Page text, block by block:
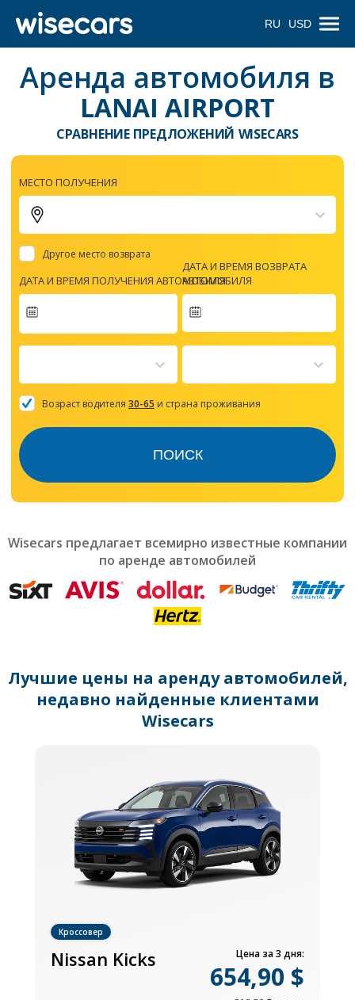
RU USD
Аренда автомобиля в
LANAI AIRPORT
СРАВНЕНИЕ ПРЕДЛОЖЕНИЙ WISECARS
МЕСТО ПОЛУЧЕНИЯ
Другое место возврата
ДАТА И ВРЕМЯ ПОЛУЧЕНИЯ АВТОМОБИЛЯ
forward
with
the
and
mark
get
the
dates.
ДАТА И ВРЕМЯ ВОЗВРАТА
АВТОМОБИЛЯ
Возраст водителя 30-65 и страна проживания
ПОИСК
Wisecars предлагает всемирно известные компании
по аренде автомобилей
Лучшие цены на аренду автомобилей,
недавно найденные клиентами
Wisecars
Кроссовер
Nissan Kicks Цена за 3 дня:
654,90 $